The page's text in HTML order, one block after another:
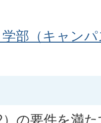
学部（キャン